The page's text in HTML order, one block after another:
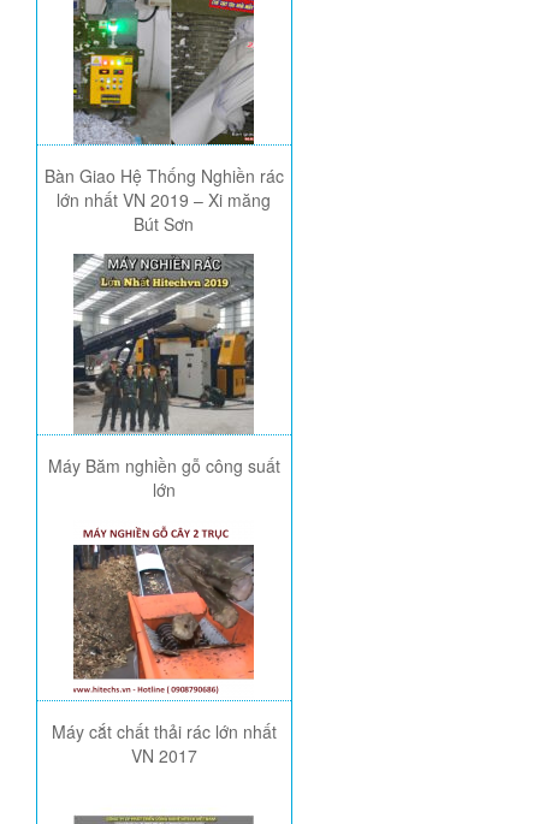
Bàn Giao Hệ Thống Nghiền rác
lớn nhất VN 2019 – Xi măng
Bút Sơn
Máy Băm nghiền gỗ công suất
lớn
Máy cắt chất thải rác lớn nhất
VN 2017